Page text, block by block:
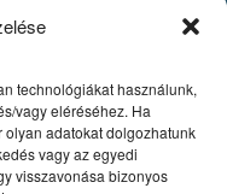
technológiákat használunk,
vagy eléréséhez. Ha
adatokat dolgozhatunk
vagy az egyedi
visszavonása bizonyos
szeretne készíteni
elkészítéséhez